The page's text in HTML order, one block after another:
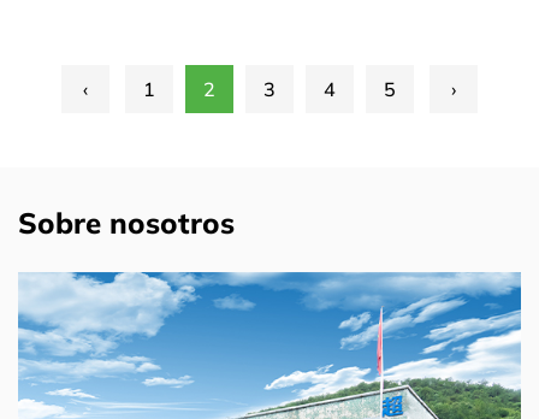
‹ 1 2 3 4 5 ›
Sobre nosotros